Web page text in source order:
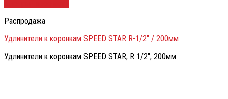
Распродажа
Удлинители к коронкам SPEED STAR R-1/2″ / 200мм
Удлинители к коронкам SPEED STAR, R 1/2″, 200мм